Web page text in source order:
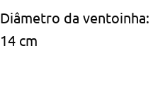
Diâmetro da ventoinha:
14 cm